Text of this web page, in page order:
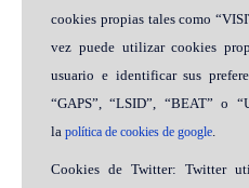
cookies propias tales como
vez puede utilizar cookies
usuario e identificar sus
“GAPS”, “LSID”, “BEAT” o
la política de cookies de google.
Cookies de Twitter: Twitter